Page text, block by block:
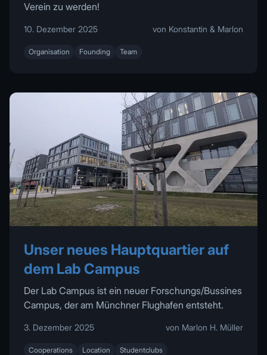
Verein zu werden!
10. Dezember 2025 von Konstantin & Marlon
Organisation Founding Team
Unser neues Hauptquartier auf
dem Lab Campus
Der Lab Campus ist ein neuer Forschungs/Bussines
Campus, der am Münchner Flughafen entsteht.
3. Dezember 2025 von Marlon H. Müller
Cooperations Location Studentclubs